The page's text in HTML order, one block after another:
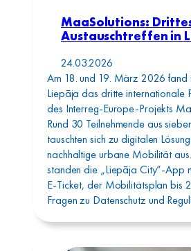
MaaSolutions:
Austauschtreffen in
24.03.2026
Am 18. und 19. März 2026 fand
Liepāja das dritte internationale
des Interreg-Europe-Projekts
Rund 30 Teilnehmende aus
tauschten sich zu digitalen
nachhaltige urbane Mobilität
standen die „Liepāja City“-App
E-Ticket, der Mobilitätsplan bis
Fragen zu Datenschutz und